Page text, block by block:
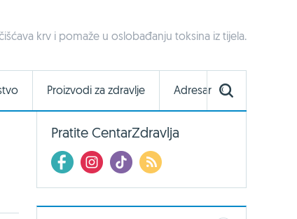
krv i pomaže u oslobađanju toksina iz tijela.
Proizvodi za zdravlje Adresar
Pratite CentarZdravlja